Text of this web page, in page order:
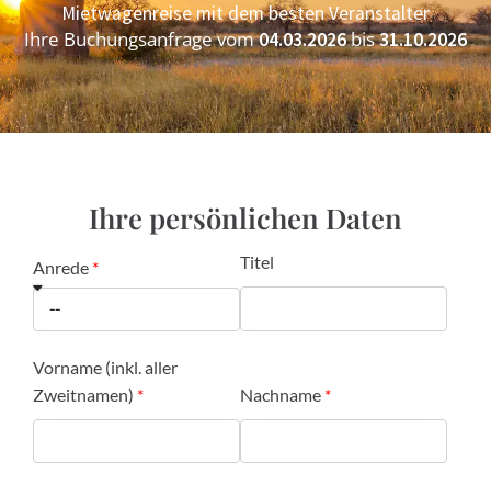
Mietwagenreise mit dem besten Veranstalter
Ihre Buchungsanfrage vom04.03.2026bis31.10.2026
Ihre persönlichen Daten
Anrede Titel
Vorname (inkl. aller
Zweitnamen)
Nachname